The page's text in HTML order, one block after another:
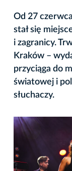
Od 27
stał się
i zagranicy.
Kraków –
przyciąga do
światowej i
słuchaczy.